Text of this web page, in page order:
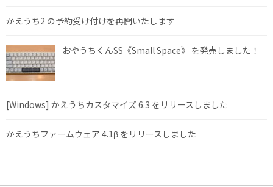
かえうち2 の予約受け付けを再開いたします
おやうちくんSS《Small Space》 を発売しました！
[Windows] かえうちカスタマイズ 6.3 をリリースしました
かえうちファームウェア 4.1β をリリースしました